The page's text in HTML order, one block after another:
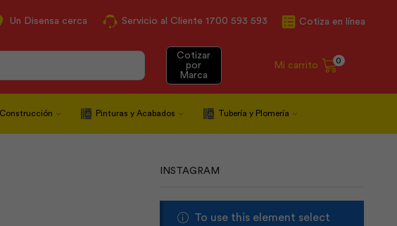
Un Disensa cerca Servicio al Cliente 1700 593 593 Cotiza en línea
Cotizar
por
Marca
Mi carrito 0
Pinturas y Acabados Tubería y Plomería
INSTAGRAM
To use this element select